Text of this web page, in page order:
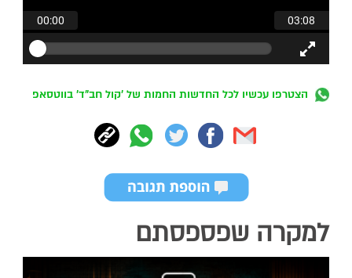
הצטרפו עכשיו לכל החדשות החמות של 'קול חב"ד' בווטסאפ
למקרה שפספסתם